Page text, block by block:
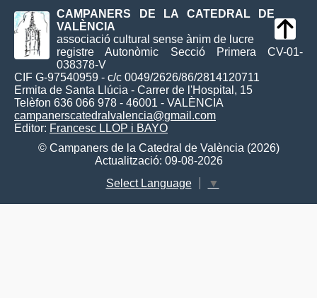
CAMPANERS DE LA CATEDRAL DE
VALÈNCIA
associació cultural sense ànim de lucre
registre Autonòmic Secció Primera CV-01-
038378-V
CIF G-97540959 - c/c 0049/2626/86/2814120711
Ermita de Santa Llúcia - Carrer de l'Hospital, 15
Telèfon 636 066 978 - 46001 - VALÈNCIA
campanerscatedralvalencia@gmail.com
Editor: Francesc LLOP i BAYO
© Campaners de la Catedral de València (2026)
Actualització: 09-08-2026
Select Language
▼